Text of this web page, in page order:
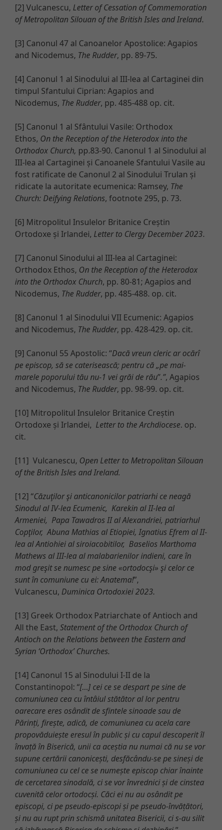
[2] Vulcanescu, Letter of Cessation of Commemoration
of Metropolitan Silouan of the British Isles and Ireland.
[3] Canonul 47 al Canoanelor Apostolice: Agapios
and Nicodemus, The Rudder, pp. 89-75.
[4] Canonul 1 al Sinodului al III-lea al Cartaginei din
timpul Sfantului Ciprian: Agapios and
Nicodemus, The Rudder, pp. 485-488 op. cit.
[5] Canonul 1 al Sfântului Vasile: Orthodox
Ethos, On the Reception of the Heterodox into the
Orthodox Church, pp.83-90. Canonul 1 al Sinodului al
III-lea al Cartaginei și Canoanele Sfantului Vasile au
fost ratificate de Canonul 2 al Sinodului Trulan și
ridicate la autoritate ecumenica: Ramsey, The
Church: Deifying Relations, footnote 295, p. 73.
[6] Mitropolitul Insulelor Britanice Creștin
Ortodoxe și Irlandei, Letter to Clergy December 2023.
[7] Canonul Sinodului al III-lea al Cartaginei:
Orthodox Ethos, On the Reception of the Heterodox
into the Orthodox Church, pp. 80-81; Agapios and
Nicodemus, The Rudder, pp. 485-488. op. cit.
[8] Canonul 1 al Sinodului VII Ecumenic: Agapios
and Nicodemus, The Rudder, pp. 428-429. op. cit.
[9] Canonul 55 Apostolic: “Dacă vreun cleric ar ocărî
pe episcop, să se caterisească; pentru că „pe mai-
marele poporului tău nu-1 vei grăi de rău”.”, Agapios
and Nicodemus, The Rudder, pp. 98-99. op. cit.
[10] Mitropolitul Insulelor Britanice Creștin
Ortodoxe și Irlandei, Letter to the Archdiocese. op.
cit.
[11] Vulcanescu, Open Letter to Metropolitan Silouan
of the British Isles and Ireland.
[12] “Căzuţilor şi anticanonicilor patriarhi ce neagă
Sinodul al IV-lea Ecumenic, Karekin al II-lea al
Armeniei, Papa Tawadros II al Alexandriei, patriarhul
Copţilor, Abuna Mathias al Etiopiei, Ignatius Efrem al II-
lea al Antiohiei al siroiacobitilor, Baselios Marthoma
Mathews al III-lea al malabarienilor indieni, care în
mod greşit se numesc pe sine «ortodocşi» şi celor ce
sunt în comuniune cu ei: Anatema!”,
Vulcanescu, Duminica Ortodoxiei 2023.
[13] Greek Orthodox Patriarchate of Antioch and
All the East, Statement of the Orthodox Church of
Antioch on the Relations between the Eastern and
Syrian ‘Orthodox’ Churches.
[14] Canonul 15 al Sinodului I-II de la
Constantinopol: “[…] cei ce se despart pe sine de
comuniunea cea cu întâiul stătător al lor pentru
oarecare eres osândit de sfintele sinoade sau de
Părinți, firește, adică, de comuniunea cu acela care
propovăduiește eresul în public și cu capul descoperit îl
învață în Biserică, unii ca aceștia nu numai că nu se vor
supune certării canonicești, desfăcându-se pe sineși de
comuniunea cu cel ce se numește episcop chiar înainte
de cercetarea sinodală, ci se vor învrednici și de cinstea
cuvenită celor ortodocși. Căci ei nu au osândit pe
episcopi, ci pe pseudo-episcopi și pe pseudo-învățători,
și nu au rupt prin schismă unitatea Bisericii, ci s-au silit